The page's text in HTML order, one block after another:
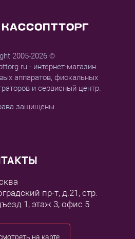
2005-2026 ©
- интернет-магазин
аппаратов, фискальных
и сервисный центр.
защищены.
пр-т, д.21, стр.
1, этаж 3, офис 5
на карте